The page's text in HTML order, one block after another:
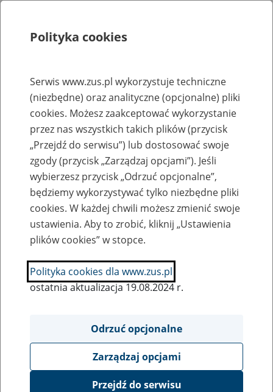
Rejestry, ewidencje i archiwa
Baza zlikwidowanych lub
przekształconych zakładów pracy
Nazwa zakładu pracy:
SZUKAJ
Ukryj wszystkie pozycje bazy
Polityka cookies
Serwis www.zus.pl wykorzystuje techniczne
(niezbędne) oraz analityczne (opcjonalne) pliki
cookies. Możesz zaakceptować wykorzystanie
przez nas wszystkich takich plików (przycisk
„Przejdź do serwisu”) lub dostosować swoje
zgody (przycisk „Zarządzaj opcjami”). Jeśli
wybierzesz przycisk „Odrzuć opcjonalne”,
będziemy wykorzystywać tylko niezbędne pliki
cookies. W każdej chwili możesz zmienić swoje
ustawienia. Aby to zrobić, kliknij „Ustawienia
plików cookies” w stopce.
Polityka cookies dla www.zus.pl
ostatnia aktualizacja 19.08.2024 r.
Odrzuć opcjonalne
Zarządzaj opcjami
Przejdź do serwisu